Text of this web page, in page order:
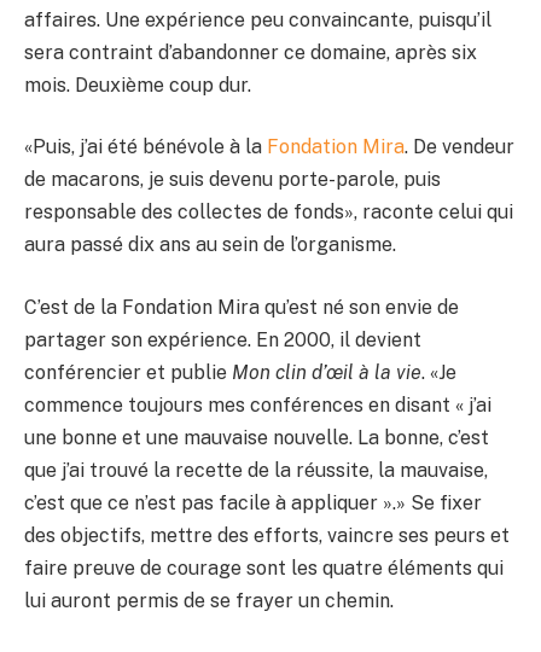
affaires. Une expérience peu convaincante, puisqu’il
sera contraint d’abandonner ce domaine, après six
mois. Deuxième coup dur.
«Puis, j’ai été bénévole à la Fondation Mira. De vendeur
de macarons, je suis devenu porte-parole, puis
responsable des collectes de fonds», raconte celui qui
aura passé dix ans au sein de l’organisme.
C’est de la Fondation Mira qu’est né son envie de
partager son expérience. En 2000, il devient
conférencier et publie Mon clin d’œil à la vie. «Je
commence toujours mes conférences en disant « j’ai
une bonne et une mauvaise nouvelle. La bonne, c’est
que j’ai trouvé la recette de la réussite, la mauvaise,
c’est que ce n’est pas facile à appliquer ».» Se fixer
des objectifs, mettre des efforts, vaincre ses peurs et
faire preuve de courage sont les quatre éléments qui
lui auront permis de se frayer un chemin.